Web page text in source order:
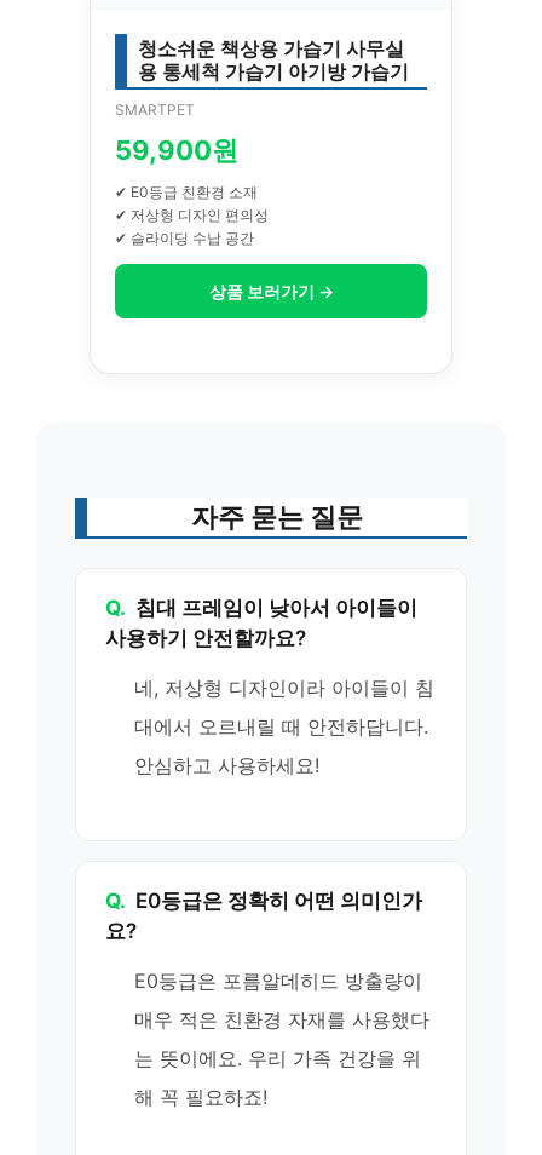
청소쉬운 책상용 가습기 사무실
용 통세척 가습기 아기방 가습기
SMARTPET
59,900원
✔ E0등급 친환경 소재
✔ 저상형 디자인 편의성
✔ 슬라이딩 수납 공간
상품 보러가기 →
자주 묻는 질문
Q. 침대 프레임이 낮아서 아이들이
사용하기 안전할까요?
네, 저상형 디자인이라 아이들이 침
대에서 오르내릴 때 안전하답니다.
안심하고 사용하세요!
Q. E0등급은 정확히 어떤 의미인가
요?
E0등급은 포름알데히드 방출량이
매우 적은 친환경 자재를 사용했다
는 뜻이에요. 우리 가족 건강을 위
해 꼭 필요하죠!